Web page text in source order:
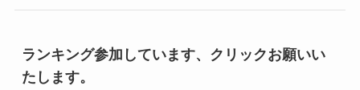
ランキング参加しています、クリックお願いい
たします。